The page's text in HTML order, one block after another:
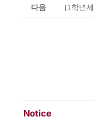
다음 [1학년
Notice